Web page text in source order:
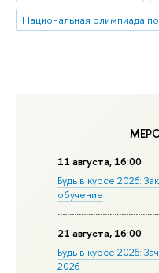
11 августа, 16:00
Будь в курсе 2026:
обучение
21 августа, 16:00
Будь в курсе 2026:
2026